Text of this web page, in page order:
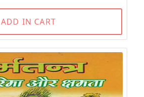
ADD IN CART